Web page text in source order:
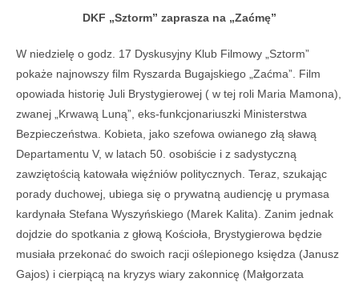
DKF „Sztorm” zaprasza na „Zaćmę”
W niedzielę o godz. 17 Dyskusyjny Klub Filmowy „Sztorm”
pokaże najnowszy film Ryszarda Bugajskiego „Zaćma”. Film
opowiada historię Juli Brystygierowej ( w tej roli Maria Mamona),
zwanej „Krwawą Luną”, eks-funkcjonariuszki Ministerstwa
Bezpieczeństwa. Kobieta, jako szefowa owianego złą sławą
Departamentu V, w latach 50. osobiście i z sadystyczną
zawziętością katowała więźniów politycznych. Teraz, szukając
porady duchowej, ubiega się o prywatną audiencję u prymasa
kardynała Stefana Wyszyńskiego (Marek Kalita). Zanim jednak
dojdzie do spotkania z głową Kościoła, Brystygierowa będzie
musiała przekonać do swoich racji oślepionego księdza (Janusz
Gajos) i cierpiącą na kryzys wiary zakonnicę (Małgorzata